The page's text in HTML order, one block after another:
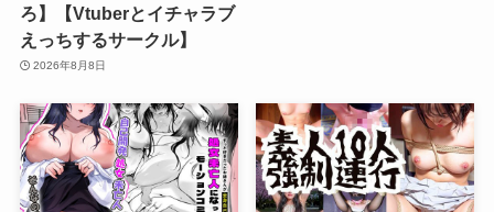
ろ】【Vtuberとイチャラブ
えっちするサークル】
2026年8月8日